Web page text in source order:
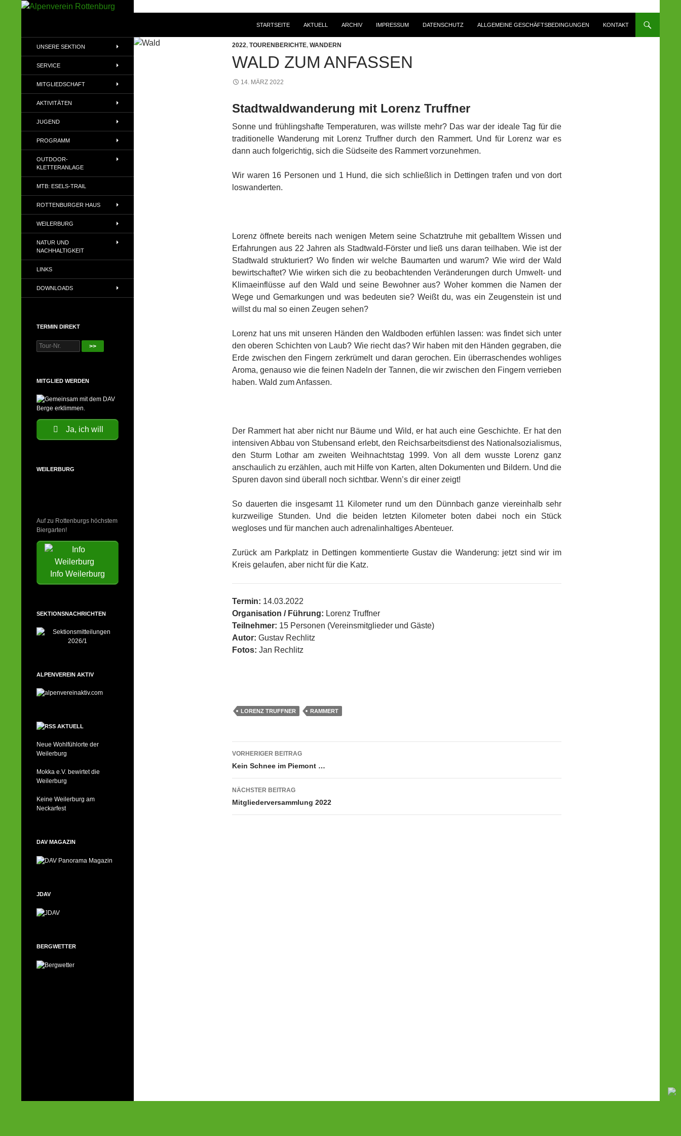
STARTSEITE AKTUELL ARCHIV IMPRESSUM DATENSCHUTZ ALLGEMEINE GESCHÄFTSBEDINGUNGEN KONTAKT
2022, TOURENBERICHTE, WANDERN
WALD ZUM ANFASSEN
14. MÄRZ 2022
Stadtwaldwanderung mit Lorenz Truffner
Sonne und frühlingshafte Temperaturen, was willste mehr? Das war der ideale Tag für die
traditionelle Wanderung mit Lorenz Truffner durch den Rammert. Und für Lorenz war es
dann auch folgerichtig, sich die Südseite des Rammert vorzunehmen.
Wir waren 16 Personen und 1 Hund, die sich schließlich in Dettingen trafen und von dort
loswanderten.
Lorenz öffnete bereits nach wenigen Metern seine Schatztruhe mit geballtem Wissen und
Erfahrungen aus 22 Jahren als Stadtwald-Förster und ließ uns daran teilhaben. Wie ist der
Stadtwald strukturiert? Wo finden wir welche Baumarten und warum? Wie wird der Wald
bewirtschaftet? Wie wirken sich die zu beobachtenden Veränderungen durch Umwelt- und
Klimaeinflüsse auf den Wald und seine Bewohner aus? Woher kommen die Namen der
Wege und Gemarkungen und was bedeuten sie? Weißt du, was ein Zeugenstein ist und
willst du mal so einen Zeugen sehen?
Lorenz hat uns mit unseren Händen den Waldboden erfühlen lassen: was findet sich unter
den oberen Schichten von Laub? Wie riecht das? Wir haben mit den Händen gegraben, die
Erde zwischen den Fingern zerkrümelt und daran gerochen. Ein überraschendes wohliges
Aroma, genauso wie die feinen Nadeln der Tannen, die wir zwischen den Fingern verrieben
haben. Wald zum Anfassen.
Der Rammert hat aber nicht nur Bäume und Wild, er hat auch eine Geschichte. Er hat den
intensiven Abbau von Stubensand erlebt, den Reichsarbeitsdienst des Nationalsozialismus,
den Sturm Lothar am zweiten Weihnachtstag 1999. Von all dem wusste Lorenz ganz
anschaulich zu erzählen, auch mit Hilfe von Karten, alten Dokumenten und Bildern. Und die
Spuren davon sind überall noch sichtbar. Wenn’s dir einer zeigt!
So dauerten die insgesamt 11 Kilometer rund um den Dünnbach ganze viereinhalb sehr
kurzweilige Stunden. Und die beiden letzten Kilometer boten dabei noch ein Stück
wegloses und für manchen auch adrenalinhaltiges Abenteuer.
Zurück am Parkplatz in Dettingen kommentierte Gustav die Wanderung: jetzt sind wir im
Kreis gelaufen, aber nicht für die Katz.
Termin: 14.03.2022
Organisation / Führung: Lorenz Truffner
Teilnehmer: 15 Personen (Vereinsmitglieder und Gäste)
Autor: Gustav Rechlitz
Fotos: Jan Rechlitz
LORENZ TRUFFNER RAMMERT
Beitragsnavigation
VORHERIGER BEITRAG
Kein Schnee im Piemont …
NÄCHSTER BEITRAG
Mitgliederversammlung 2022
Alpenvereins (DAV) e.V
UNSERE SEKTION
SERVICE
MITGLIEDSCHAFT
AKTIVITÄTEN
JUGEND
PROGRAMM
OUTDOOR-
KLETTERANLAGE
MTB: ESELS-TRAIL
ROTTENBURGER HAUS
WEILERBURG
NATUR UND
NACHHALTIGKEIT
LINKS
DOWNLOADS
TERMIN DIREKT
>>
MITGLIED WERDEN
Ja, ich will
WEILERBURG
Auf zu Rottenburgs höchstem
Biergarten!
Info Weilerburg
SEKTIONSNACHRICHTEN
ALPENVEREIN AKTIV
AKTUELL
Neue Wohlfühlorte der
Weilerburg
Mokka e.V. bewirtet die
Weilerburg
Keine Weilerburg am
Neckarfest
DAV MAGAZIN
JDAV
BERGWETTER